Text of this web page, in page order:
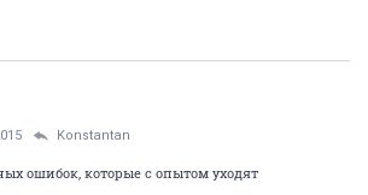
Konstantan
ошибок, которые с опытом уходят